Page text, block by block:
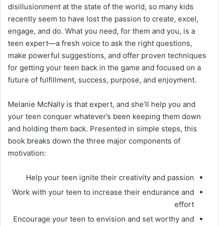
disillusionment at the state of the world, so many kids
recently seem to have lost the passion to create, excel,
engage, and do. What you need, for them and you, is a
teen expert—a fresh voice to ask the right questions,
make powerful suggestions, and offer proven techniques
for getting your teen back in the game and focused on a
future of fulfillment, success, purpose, and enjoyment.
Melanie McNally is that expert, and she’ll help you and
your teen conquer whatever’s been keeping them down
and holding them back. Presented in simple steps, this
book breaks down the three major components of
motivation:
Help your teen ignite their creativity and passion
Work with your teen to increase their endurance and
effort
Encourage your teen to envision and set worthy and